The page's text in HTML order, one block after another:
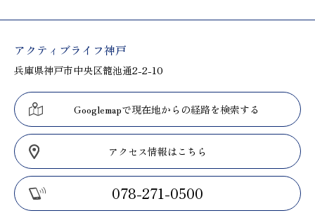
アクティブライフ神戸
兵庫県神戸市中央区籠池通2-2-10
Googlemapで現在地からの経路を検索する
アクセス情報はこちら
078-271-0500